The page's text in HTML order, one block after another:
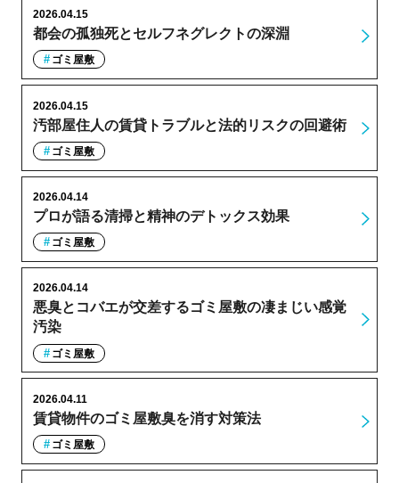
都会の孤独死とセルフネグレクトの深淵
2026.04.15
ゴミ屋敷
汚部屋住人の賃貸トラブルと法的リスクの回避術
2026.04.15
ゴミ屋敷
プロが語る清掃と精神のデトックス効果
2026.04.14
ゴミ屋敷
悪臭とコバエが交差するゴミ屋敷の凄まじい感覚
汚染
2026.04.14
ゴミ屋敷
賃貸物件のゴミ屋敷臭を消す対策法
2026.04.11
ゴミ屋敷